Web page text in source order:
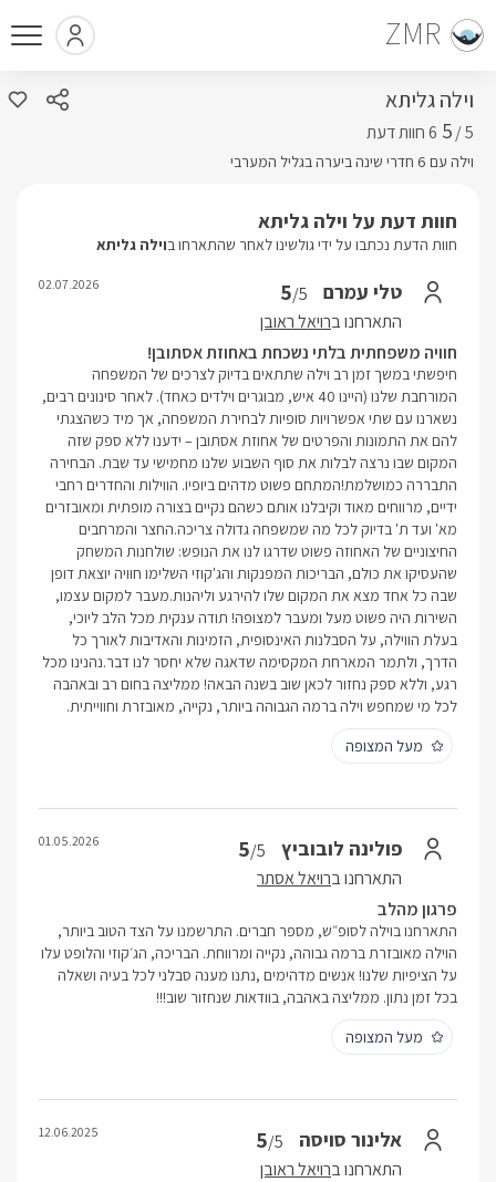
ZMR
וילה גליתא
5 /
5
וילה עם 6 חדרי שינה ביערה בגליל המערבי
חוות דעת על וילה גליתא
חוות הדעת נכתבו על ידי גולשינו לאחר שהתארחו בוילה גליתא
טלי עמרם 5/5
התארחנו ברויאל ראובן
02.07.2026
​חוויה משפחתית בלתי נשכחת באחוזת אסתובן!
​חיפשתי במשך זמן רב וילה שתתאים בדיוק לצרכים של המשפחה
המורחבת שלנו (היינו 40 איש, מבוגרים וילדים כאחד). לאחר סינונים רבים,
נשארנו עם שתי אפשרויות סופיות לבחירת המשפחה, אך מיד כשהצגתי
להם את התמונות והפרטים של אחוזת אסתובן – ידענו ללא ספק שזה
המקום שבו נרצה לבלות את סוף השבוע שלנו מחמישי עד שבת. הבחירה
התבררה כמושלמת! ​המתחם פשוט מדהים ביופיו. הווילות והחדרים רחבי
ידיים, מרווחים מאוד וקיבלנו אותם כשהם נקיים בצורה מופתית ומאובזרים
מא' ועד ת' בדיוק לכל מה שמשפחה גדולה צריכה. ​החצר והמרחבים
החיצוניים של האחוזה פשוט שדרגו לנו את הנופש: שולחנות המשחק
שהעסיקו את כולם, הבריכות המפנקות והג'קוזי השלימו חוויה יוצאת דופן
שבה כל אחד מצא את המקום שלו להירגע וליהנות. ​מעבר למקום עצמו,
השירות היה פשוט מעל ומעבר למצופה! תודה ענקית מכל הלב ליוכי,
בעלת הווילה, על הסבלנות האינסופית, הזמינות והאדיבות לאורך כל
הדרך, ולתמר המארחת המקסימה שדאגה שלא יחסר לנו דבר. ​נהנינו מכל
רגע, וללא ספק נחזור לכאן שוב בשנה הבאה! ממליצה בחום רב ובאהבה
לכל מי שמחפש וילה ברמה הגבוהה ביותר, נקייה, מאובזרת וחווייתית.
מעל המצופה
פולינה לובוביץ 5/5
התארחנו ברויאל אסתר
01.05.2026
פרגון מהלב
התארחנו בוילה לסופ״ש, מספר חברים. התרשמנו על הצד הטוב ביותר,
הוילה מאובזרת ברמה גבוהה, נקייה ומרווחת. הבריכה, הג׳קוזי והלופט עלו
על הציפיות שלנו! אנשים מדהימים ,נתנו מענה סבלני לכל בעיה ושאלה
בכל זמן נתון. ממליצה באהבה, בוודאות שנחזור שוב!!!
מעל המצופה
אלינור סויסה 5/5
התארחנו ברויאל ראובן
12.06.2025